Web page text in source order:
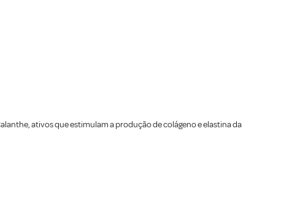
ativos que estimulam a produção de colágeno e elastina da